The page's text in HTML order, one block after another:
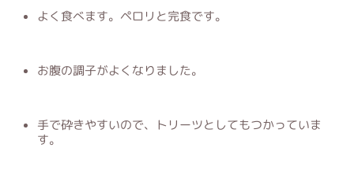
よく食べます。ペロリと完食です。
お腹の調子がよくなりました。
手で砕きやすいので、トリーツとしてもつかっていま
す。